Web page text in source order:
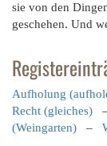
sie von den
geschehen. Und
Aufholung
Recht (gleiches)
(Weingarten) –